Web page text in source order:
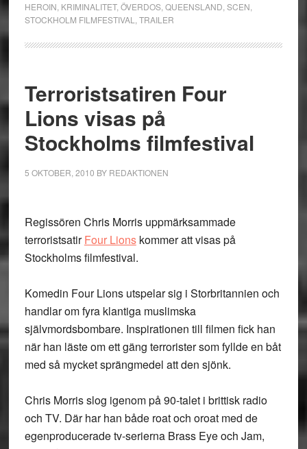
HEROIN KRIMINALITET, ÖVERDOS, QUEENSLAND SCEN
STOCKHOLM FILMFESTIVAL
TRAILER
Terroristsatiren Four
Lions visas på
Stockholms filmfestival
5 OKTOBER, 2010 BY REDAKTIONEN
Regissören Chris Morris uppmärksammade
terroristsatirFour Lionskommer att visas på
Stockholms filmfestival.
Komedin Four Lions utspelar sig i Storbritannien och
handlar om fyra klantiga muslimska
självmordsbombare. Inspirationen till filmen fick han
när han läste om ett gäng terrorister som fyllde en båt
med så mycket sprängmedel att den sjönk.
Chris Morris slog igenom på 90-talet i brittisk radio
och TV. Där har han både roat och oroat med de
egenproducerade tv-serierna Brass Eye och Jam,